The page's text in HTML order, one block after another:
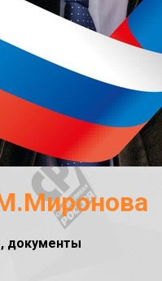
документы